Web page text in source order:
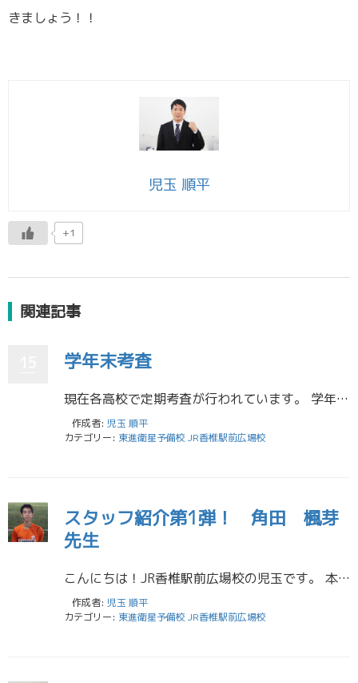
きましょう！！
児玉 順平
+1
関連記事
学年末考査
現在各高校で定期考査が行われています。 学年末考査ということもあり、みんないつも以上に気合いを入れて勉強に励んでいます
作成者: 児玉 順平
カテゴリー: 東進衛星予備校 JR香椎駅前広場校
スタッフ紹介第1弾！ 角田 楓芽
先生
こんにちは！JR香椎駅前広場校の児玉です。 本日はスタッフ紹介第1弾 『東進の熱血男』こと 角田楓芽先生です。 名前： 角田 楓芽（ツノダ フウガ） 大学： 九州大学1年 経済学部 経済経営学科 出身高校： 香住丘高校 […]
作成者: 児玉 順平
カテゴリー: 東進衛星予備校 JR香椎駅前広場校